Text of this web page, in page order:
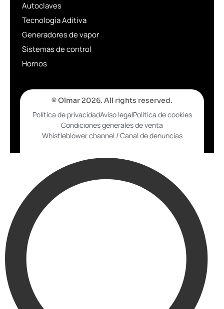
Autoclaves
Tecnología Aditiva
Generadores de vapor
Sistemas de control
Hornos
© Olmar 2026. All rights reserved.
Política de privacidadAviso legalPolítica de cookies
Condiciones generales de venta
Whistleblower channel / Canal de denuncias